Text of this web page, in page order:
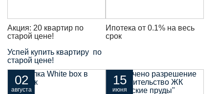
Акция: 20 квартир по
старой цене!
Успей купить квартиру по
старой цене!
Ипотека от 0.1% на весь
срок
02
августа
15
июня